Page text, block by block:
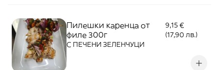
Пилешки каренца от
филе 300г
9,15 €
(17,90 лв.)
С ПЕЧЕНИ ЗЕЛЕНЧУЦИ